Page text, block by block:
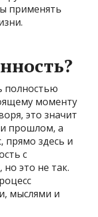
применять
полностью
моменту
это значит
прошлом, а
прямо здесь и
с
это не так.
мыслями и